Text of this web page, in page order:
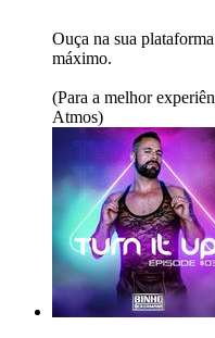
Ouça na sua
máximo.
(Para a melhor
Atmos)